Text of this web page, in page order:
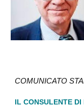
COMUNICATO
IL CONSULENTE